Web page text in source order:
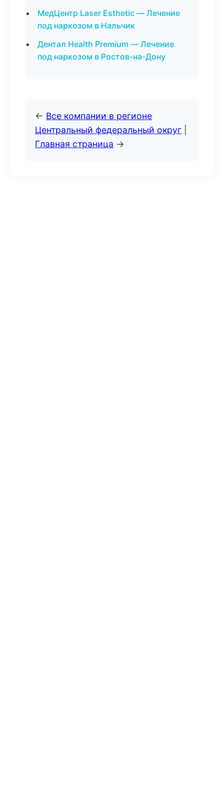
МедЦентр Laser Esthetic — Лечение
под наркозом в Нальчик
Дентал Health Premium — Лечение
под наркозом в Ростов-на-Дону
← Все компании в регионе
Центральный федеральный округ
Главная страница →